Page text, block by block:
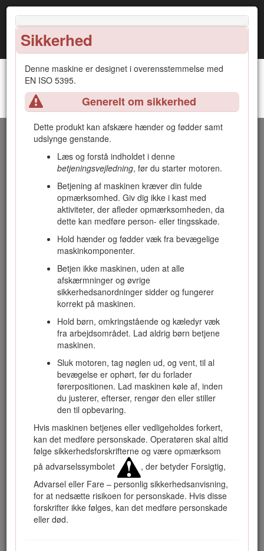
Sikkerhed
Denne maskine er designet i overensstemmelse med
EN ISO 5395.
Generelt om sikkerhed
Dette produkt kan afskære hænder og fødder samt
udslynge genstande.
Læs og forstå indholdet i denne
betjeningsvejledning, før du starter motoren.
Betjening af maskinen kræver din fulde
opmærksomhed. Giv dig ikke i kast med
aktiviteter, der afleder opmærksomheden, da
dette kan medføre person- eller tingsskade.
Hold hænder og fødder væk fra bevægelige
maskinkomponenter.
Betjen ikke maskinen, uden at alle
afskærmninger og øvrige
sikkerhedsanordninger sidder og fungerer
korrekt på maskinen.
Hold børn, omkringstående og kæledyr væk
fra arbejdsområdet. Lad aldrig børn betjene
maskinen.
Sluk motoren, tag nøglen ud, og vent, til al
bevægelse er ophørt, før du forlader
førerpositionen. Lad maskinen køle af, inden
du justerer, efterser, rengør den eller stiller
den til opbevaring.
Hvis maskinen betjenes eller vedligeholdes forkert,
kan det medføre personskade. Operatøren skal altid
følge sikkerhedsforskrifterne og være opmærksom
på advarselssymbolet
, der betyder Forsigtig,
Advarsel eller Fare – personlig sikkerhedsanvisning,
for at nedsætte risikoen for personskade. Hvis disse
forskrifter ikke følges, kan det medføre personskade
eller død.
LT3340 Højtydende tredobbelt
plæneklippertraktionsenhed
Indledning
Dette er en plænetraktor med knivcylindre, der er beregnet til
anvendelsesområder. Den er primært beregnet til klipning af
græs på velholdte plæner. Brug af dette produkt til andre
formål end den tilsigtede anvendelse kan udsætte dig selv
og omkringstående for fare.
Læs denne vejledning omhyggeligt, så du kan lære at
betjene og vedligeholde produktet korrekt samt undgå
person- og produktskade. Det er dit ansvar at betjene
produktet korrekt og sikkert.
Besøg www.Toro.com for at få flere oplysninger, herunder
sikkerhedstip, undervisningsmaterialer, oplysninger om
tilbehør, hjælp til at finde en forhandler eller for at registrere
dit produkt.
Når du har brug for service, originale Toro-dele eller
yderligere oplysninger, bedes du kontakte en autoriseret
serviceforhandler eller Toros kundeservice samt have
hvor model- og serienummeret er placeret på produktet.
Skriv numrene, hvor der er gjort plads til dette.